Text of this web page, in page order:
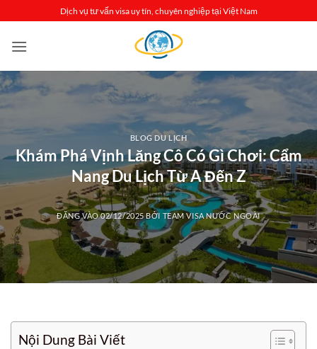
qua
nội
Dịch vụ tư vấn visa uy tín, chuyên nghiệp tại Việt Nam
BLOG DU LỊCH
Khám Phá Vịnh Lăng Cô Có Gì Chơi: Cẩm
Nang Du Lịch Từ A Đến Z
ĐĂNG VÀO02/12/2025BỞI TEAM VISA NƯỚC NGOÀI
Nội Dung Bài Viết